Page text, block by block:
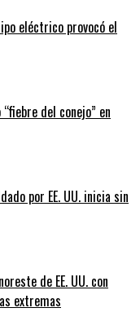
eléctrico provocó el
del conejo” en
por EE. UU. inicia sin
de EE. UU. con
extremas